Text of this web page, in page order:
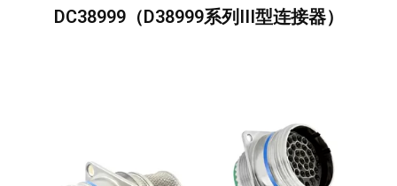
DC38999（D38999系列III型连接器）